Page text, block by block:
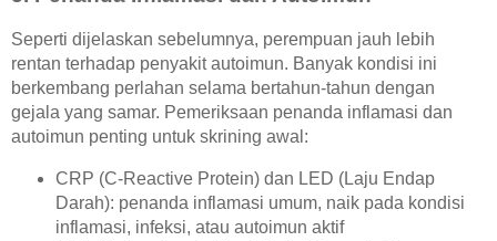
Seperti dijelaskan sebelumnya, perempuan jauh lebih
rentan terhadap penyakit autoimun. Banyak kondisi ini
berkembang perlahan selama bertahun-tahun dengan
gejala yang samar. Pemeriksaan penanda inflamasi dan
autoimun penting untuk skrining awal:
CRP (C-Reactive Protein) dan LED (Laju Endap
Darah): penanda inflamasi umum, naik pada kondisi
inflamasi, infeksi, atau autoimun aktif